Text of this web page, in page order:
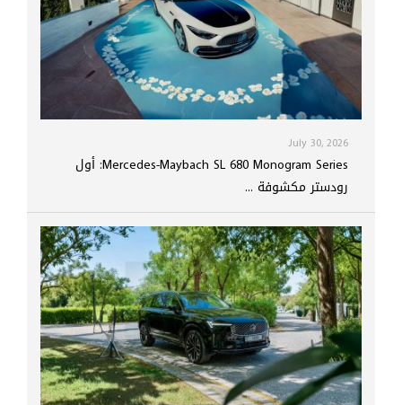
July 30, 2026
Mercedes-Maybach SL 680 Monogram Series: أول
رودستر مكشوفة ...